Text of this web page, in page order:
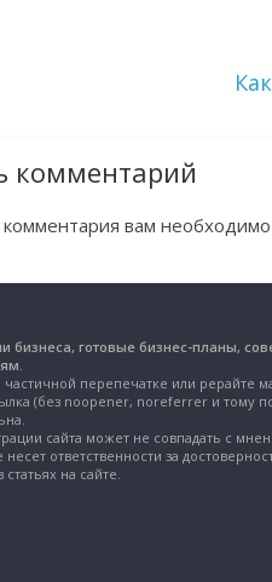
комментарий
вам необходимо
бизнеса, готовые бизнес-планы,
перепечатке или рерайте
(без noopener, noreferrer и тому
сайта может не совпадать с
несет ответственности за
на сайте.